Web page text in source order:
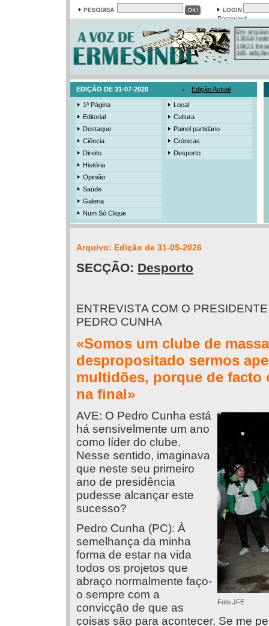
Password
13558
19421
385
3206
525
EDIÇÃO DE 31-07-2026 Edição Actual
1ª Página
Editorial
Destaque
Ciência
Direito
História
Opinião
Saúde
Galeria
Num Só Clique
Local
Cultura
Painel partidário
Crónicas
Desporto
Arquivo: Edição de 31-05-2026
SECÇÃO: Desporto
ENTREVISTA COM O
PEDRO CUNHA
«Somos um clube de
despropositado sermos
multidões, porque de facto
na final»
Foto JFE
AVE: O Pedro Cunha está
há sensivelmente um ano
como líder do clube.
Nesse sentido, imaginava
que neste seu primeiro
ano de presidência
pudesse alcançar este
sucesso?
Pedro Cunha (PC): À
semelhança da minha
forma de estar na vida
todos os projetos que
abraço normalmente faço-
o sempre com a
convicção de que as
coisas são para acontecer. Se me